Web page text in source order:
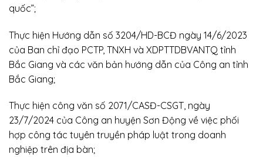
quốc”;
Thực hiện Hướng dẫn số 3204/HD-BCĐ ngày 14/6/2023
của Ban chỉ đạo PCTP, TNXH và XDPTTDBVANTQ tỉnh
Bắc Giang và các văn bản hướng dẫn của Công an tỉnh
Bắc Giang;
Thực hiện công văn số 2071/CASĐ-CSGT, ngày
23/7/2024 của Công an huyện Sơn Động về việc phối
hợp công tác tuyên truyền pháp luật trong doanh
nghiệp trên địa bàn;